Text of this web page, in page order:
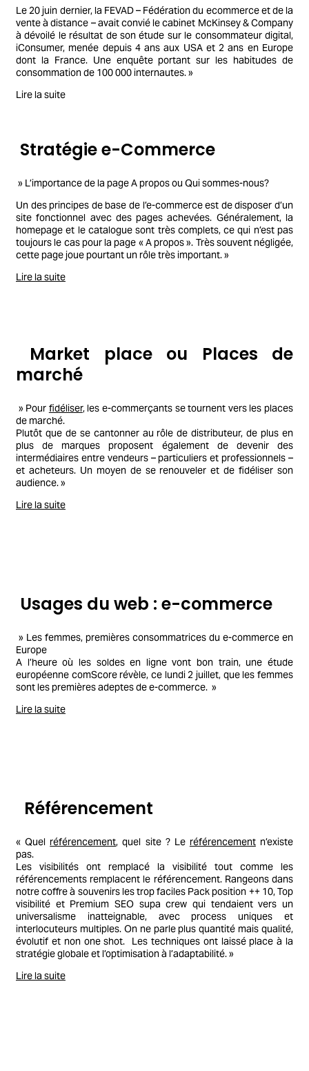
Le 20 juin dernier, la FEVAD – Fédération du ecommerce et de la
vente à distance – avait convié le cabinet McKinsey & Company
à dévoilé le résultat de son étude sur le consommateur digital,
iConsumer, menée depuis 4 ans aux USA et 2 ans en Europe
dont la France. Une enquête portant sur les habitudes de
consommation de 100 000 internautes. »
Lire la suite
Stratégie e-Commerce
» L’importance de la page A propos ou Qui sommes-nous?
Un des principes de base de l’e-commerce est de disposer d’un
site fonctionnel avec des pages achevées. Généralement, la
homepage et le catalogue sont très complets, ce qui n’est pas
toujours le cas pour la page « A propos ». Très souvent négligée,
cette page joue pourtant un rôle très important. »
Lire la suite
Market place ou Places de
marché
» Pour fidéliser, les e-commerçants se tournent vers les places
de marché.
Plutôt que de se cantonner au rôle de distributeur, de plus en
plus de marques proposent également de devenir des
intermédiaires entre vendeurs – particuliers et professionnels –
et acheteurs. Un moyen de se renouveler et de fidéliser son
audience. »
Lire la suite
Usages du web : e-commerce
» Les femmes, premières consommatrices du e-commerce en
Europe
A l’heure où les soldes en ligne vont bon train, une étude
européenne comScore révèle, ce lundi 2 juillet, que les femmes
sont les premières adeptes de e-commerce. »
Lire la suite
Référencement
« Quel référencement, quel site ? Le référencementn’existe
pas.
Les visibilités ont remplacé la visibilité tout comme les
référencements remplacent le référencement. Rangeons dans
notre coffre à souvenirs les trop faciles Pack position ++ 10, Top
visibilité et Premium SEO supa crew qui tendaient vers un
universalisme inatteignable, avec process uniques et
interlocuteurs multiples. On ne parle plus quantité mais qualité,
évolutif et non one shot. Les techniques ont laissé place à la
stratégie globale et l’optimisation à l’adaptabilité. »
Lire la suite